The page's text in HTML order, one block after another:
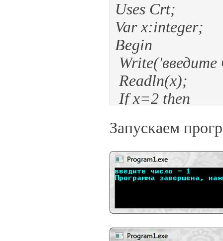
Uses Crt;
Var x:integer;
Begin
Write('введите
Readln(x);
If x=2 then
Writeln(10-x);
Writeln(x*10);
End.
Запускаем